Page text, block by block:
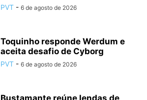
PVT - 6 de agosto de 2026
Toquinho responde Werdum e
aceita desafio de Cyborg
PVT - 6 de agosto de 2026
Bustamante reúne lendas de